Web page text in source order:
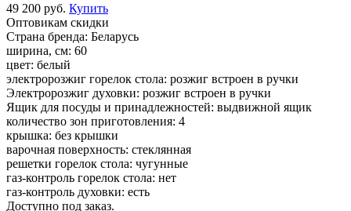
49 200 руб. Купить
Оптовикам скидки
Страна бренда: Беларусь
ширина, см: 60
цвет: белый
электророзжиг горелок стола: розжиг встроен в ручки
Электророзжиг духовки: розжиг встроен в ручки
Ящик для посуды и принадлежностей: выдвижной ящик
количество зон приготовления: 4
крышка: без крышки
варочная поверхность: стеклянная
решетки горелок стола: чугунные
газ-контроль горелок стола: нет
газ-контроль духовки: есть
Доступно под заказ.